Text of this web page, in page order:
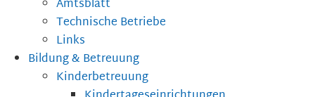
Amtsblatt
Technische Betriebe
Links
Bildung & Betreuung
Kinderbetreuung